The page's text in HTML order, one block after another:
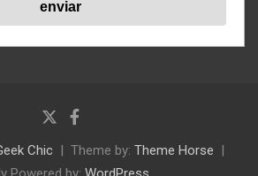
Chic Theme by: Theme Horse